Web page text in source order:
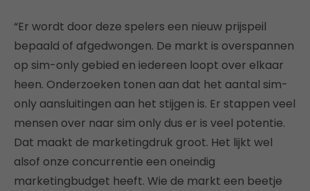
“Er wordt door deze spelers een nieuw prijspeil
bepaald of afgedwongen. De markt is overspannen
op sim-only gebied en iedereen loopt over elkaar
heen. Onderzoeken tonen aan dat het aantal sim-
only aansluitingen aan het stijgen is. Er stappen veel
mensen over naar sim only dus er is veel potentie.
Dat maakt de marketingdruk groot. Het lijkt wel
alsof onze concurrentie een oneindig
marketingbudget heeft. Wie de markt een beetje